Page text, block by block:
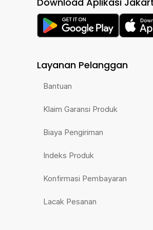
Layanan Pelanggan
Bantuan
Klaim Garansi Produk
Biaya Pengiriman
Indeks Produk
Konfirmasi Pembayaran
Lacak Pesanan